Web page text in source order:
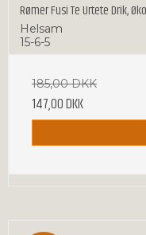
Rømer Fusi Te Urtete Drik,
Helsam
15-6-5
185,00 DKK
147,00 DKK